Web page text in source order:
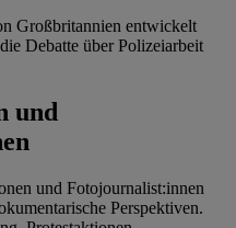
Großbritannien entwickelt
Debatte über Polizeiarbeit
und
und Fotojournalist:innen
Perspektiven.